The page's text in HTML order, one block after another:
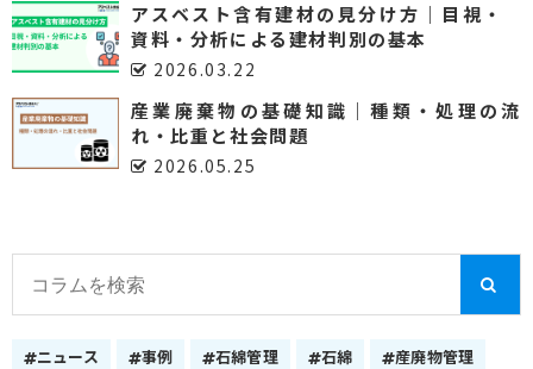
アスベスト含有建材の見分け方｜目視・
資料・分析による建材判別の基本
2026.03.22
産業廃棄物の基礎知識｜種類・処理の流
れ・比重と社会問題
2026.05.25
ニュース 事例 石綿管理 石綿
産廃物管理